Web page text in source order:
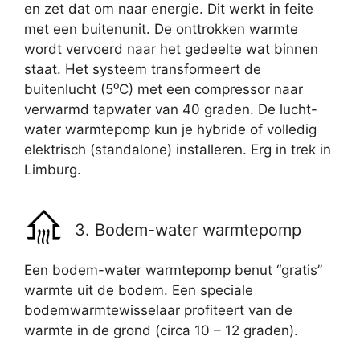
en zet dat om naar energie. Dit werkt in feite
met een buitenunit. De onttrokken warmte
wordt vervoerd naar het gedeelte wat binnen
staat. Het systeem transformeert de
buitenlucht (5⁰C) met een compressor naar
verwarmd tapwater van 40 graden. De lucht-
water warmtepomp kun je hybride of volledig
elektrisch (standalone) installeren. Erg in trek in
Limburg.
3. Bodem-water warmtepomp
Een bodem-water warmtepomp benut “gratis”
warmte uit de bodem. Een speciale
bodemwarmtewisselaar profiteert van de
warmte in de grond (circa 10 – 12 graden).